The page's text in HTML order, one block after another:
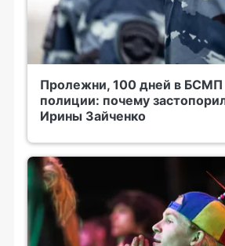
Пролежни, 100 дней в БСМП
полиции: почему
Ирины Зайченко